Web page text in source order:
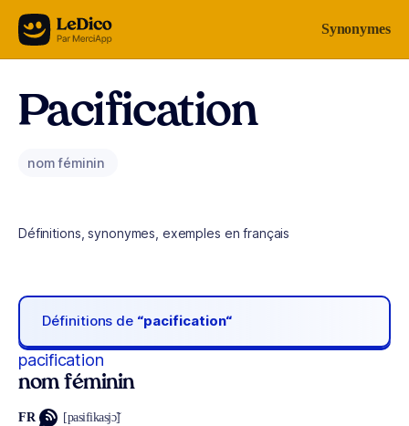
Aller au contenu Synonymes
Pacification
nom féminin
Définitions, synonymes, exemples en français
Définitions de “pacification“
pacification
nom féminin
FR [pasifikasjɔ̃]